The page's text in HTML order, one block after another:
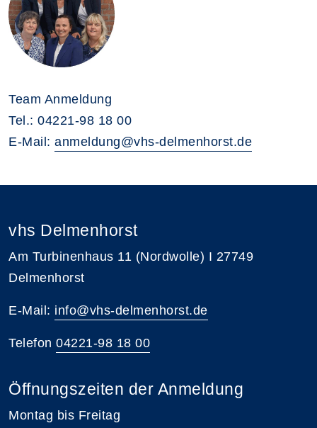
Team Anmeldung
Tel.: 04221-98 18 00
E-Mail: anmeldung@vhs-delmenhorst.de
vhs Delmenhorst
Am Turbinenhaus 11 (Nordwolle) I 27749
Delmenhorst
E-Mail: info@vhs-delmenhorst.de
Telefon 04221-98 18 00
Öffnungszeiten der Anmeldung
Montag bis Freitag